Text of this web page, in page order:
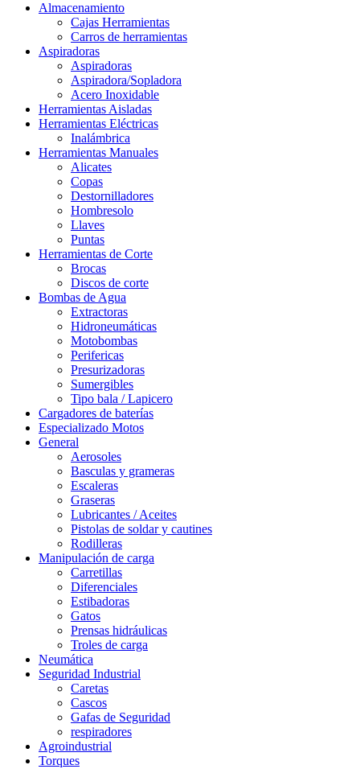
Almacenamiento
Cajas Herramientas
Carros de herramientas
Aspiradoras
Aspiradoras
Aspiradora/Sopladora
Acero Inoxidable
Herramientas Aisladas
Herramientas Eléctricas
Inalámbrica
Herramientas Manuales
Alicates
Copas
Destornilladores
Hombresolo
Llaves
Puntas
Herramientas de Corte
Brocas
Discos de corte
Bombas de Agua
Extractoras
Hidroneumáticas
Motobombas
Perifericas
Presurizadoras
Sumergibles
Tipo bala / Lapicero
Cargadores de baterías
Especializado Motos
General
Aerosoles
Basculas y grameras
Escaleras
Graseras
Lubricantes / Aceites
Pistolas de soldar y cautines
Rodilleras
Manipulación de carga
Carretillas
Diferenciales
Estibadoras
Gatos
Prensas hidráulicas
Troles de carga
Neumática
Seguridad Industrial
Caretas
Cascos
Gafas de Seguridad
respiradores
Agroindustrial
Torques